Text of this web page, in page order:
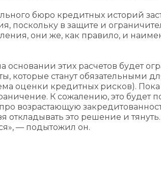
бюро кредитных историй
поскольку в защите и
они же, как правило, и
основании этих расчетов будет
которые станут обязательными
оценки кредитных рисков).
К сожалению, это будет
возрастающую
откладывать это решение и
— подытожил он.